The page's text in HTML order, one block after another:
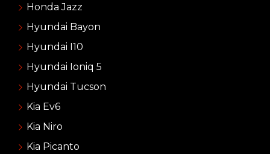
Honda Jazz
Hyundai Bayon
Hyundai I10
Hyundai Ioniq 5
Hyundai Tucson
Kia Ev6
Kia Niro
Kia Picanto